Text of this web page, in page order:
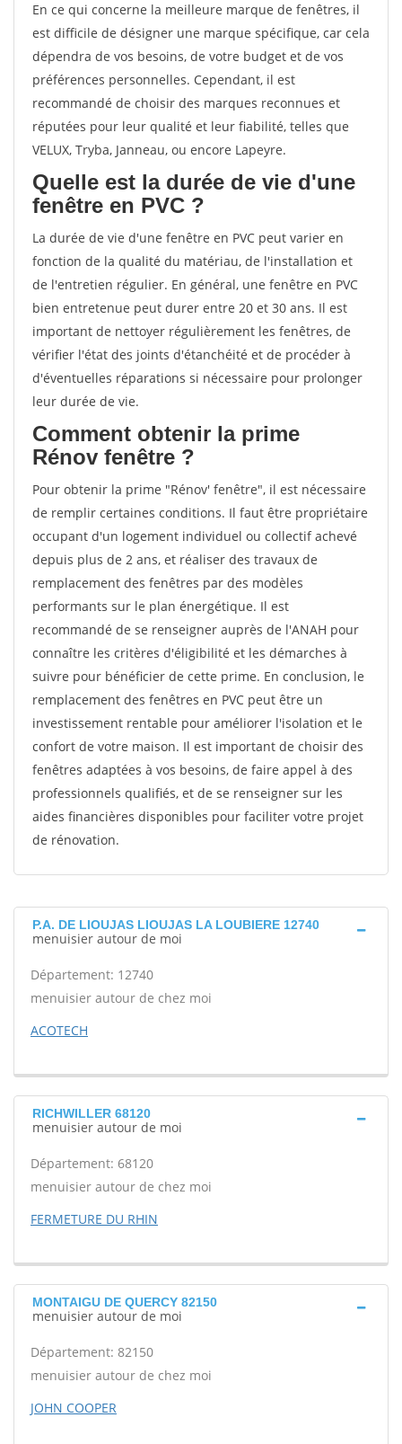
En ce qui concerne la meilleure marque de fenêtres, il
est difficile de désigner une marque spécifique, car cela
dépendra de vos besoins, de votre budget et de vos
préférences personnelles. Cependant, il est
recommandé de choisir des marques reconnues et
réputées pour leur qualité et leur fiabilité, telles que
VELUX, Tryba, Janneau, ou encore Lapeyre.
Quelle est la durée de vie d'une
fenêtre en PVC ?
La durée de vie d'une fenêtre en PVC peut varier en
fonction de la qualité du matériau, de l'installation et
de l'entretien régulier. En général, une fenêtre en PVC
bien entretenue peut durer entre 20 et 30 ans. Il est
important de nettoyer régulièrement les fenêtres, de
vérifier l'état des joints d'étanchéité et de procéder à
d'éventuelles réparations si nécessaire pour prolonger
leur durée de vie.
Comment obtenir la prime
Rénov fenêtre ?
Pour obtenir la prime "Rénov' fenêtre", il est nécessaire
de remplir certaines conditions. Il faut être propriétaire
occupant d'un logement individuel ou collectif achevé
depuis plus de 2 ans, et réaliser des travaux de
remplacement des fenêtres par des modèles
performants sur le plan énergétique. Il est
recommandé de se renseigner auprès de l'ANAH pour
connaître les critères d'éligibilité et les démarches à
suivre pour bénéficier de cette prime. En conclusion, le
remplacement des fenêtres en PVC peut être un
investissement rentable pour améliorer l'isolation et le
confort de votre maison. Il est important de choisir des
fenêtres adaptées à vos besoins, de faire appel à des
professionnels qualifiés, et de se renseigner sur les
aides financières disponibles pour faciliter votre projet
de rénovation.
P.A. DE LIOUJAS LIOUJAS LA LOUBIERE 12740
menuisier autour de moi
Département: 12740
menuisier autour de chez moi
ACOTECH
RICHWILLER 68120
menuisier autour de moi
Département: 68120
menuisier autour de chez moi
FERMETURE DU RHIN
MONTAIGU DE QUERCY 82150
menuisier autour de moi
Département: 82150
menuisier autour de chez moi
JOHN COOPER